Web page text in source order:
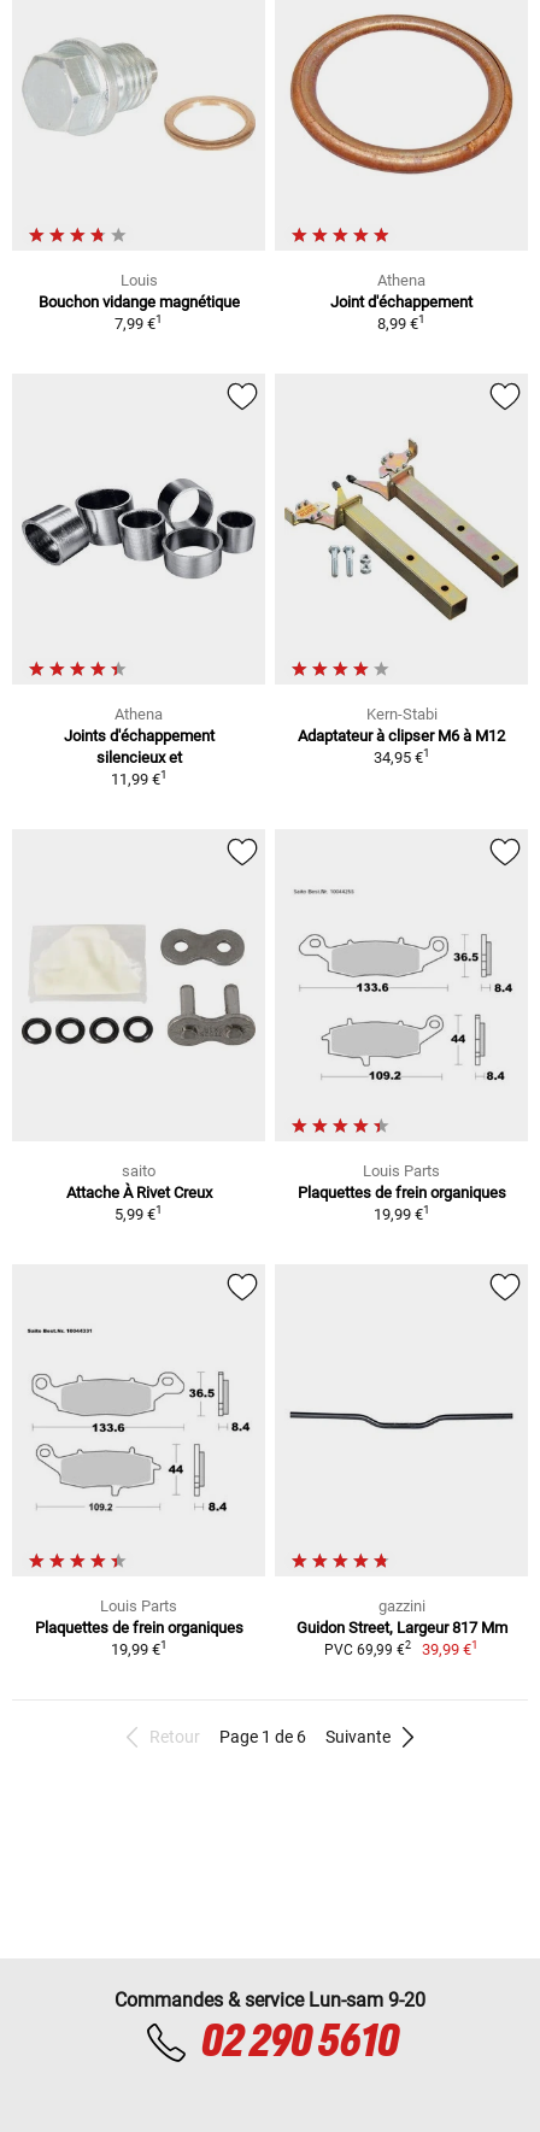
Louis
Bouchon vidange magnétique
7,99 €1
Athena
Joint d'échappement
8,99 €1
Athena
Joints d'échappement
silencieux et
11,99 €1
Kern-Stabi
Adaptateur à clipser M6 à M12
34,95 €1
saito
Attache À Rivet Creux
5,99 €1
Louis Parts
Plaquettes de frein organiques
19,99 €1
Louis Parts
Plaquettes de frein organiques
19,99 €1
gazzini
Guidon Street, Largeur 817 Mm
PVC 69,99 €2 39,99 €1
Retour Page 1 de 6 Suivante
Commandes & service Lun-sam 9-20
02 290 5610